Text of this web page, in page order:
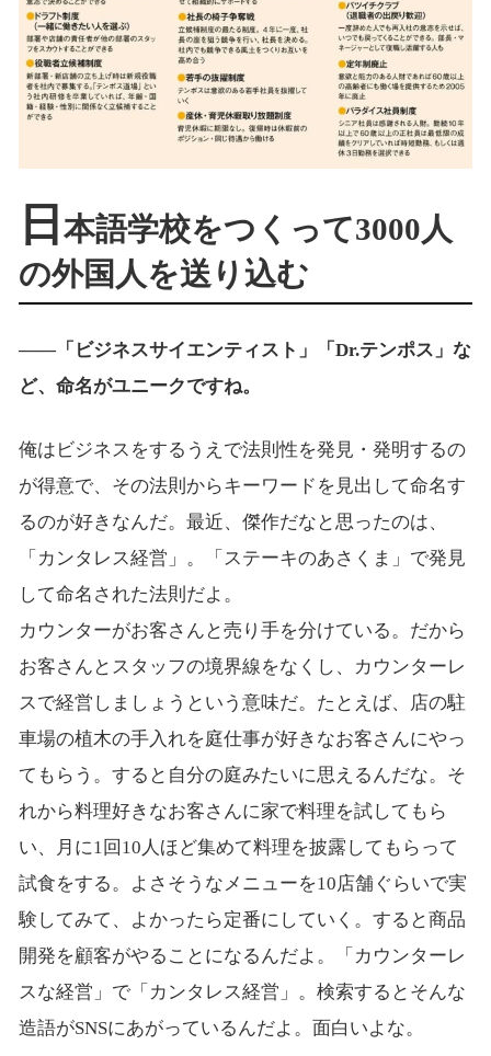
日 本語学校をつくって3000人
の外国人を送り込む
――「ビジネスサイエンティスト」「Dr.テンポス」な
ど、命名がユニークですね。
俺はビジネスをするうえで法則性を発見・発明するの
が得意で、その法則からキーワードを見出して命名す
るのが好きなんだ。最近、傑作だなと思ったのは、
「カンタレス経営」。「ステーキのあさくま」で発見
して命名された法則だよ。
カウンターがお客さんと売り手を分けている。だから
お客さんとスタッフの境界線をなくし、カウンターレ
スで経営しましょうという意味だ。たとえば、店の駐
車場の植木の手入れを庭仕事が好きなお客さんにやっ
てもらう。すると自分の庭みたいに思えるんだな。そ
れから料理好きなお客さんに家で料理を試してもら
い、月に1回10人ほど集めて料理を披露してもらって
試食をする。よさそうなメニューを10店舗ぐらいで実
験してみて、よかったら定番にしていく。すると商品
開発を顧客がやることになるんだよ。「カウンターレ
スな経営」で「カンタレス経営」。検索するとそんな
造語がSNSにあがっているんだよ。面白いよな。